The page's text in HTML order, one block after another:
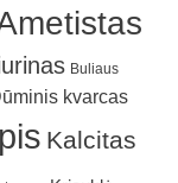
Buliaus
kvarcas
Kalcitas